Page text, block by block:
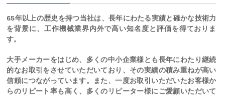
65年以上の歴史を持つ当社は、長年にわたる実績と確かな技術力
を背景に、工作機械業界内外で高い知名度と評価を得ておりま
す。
大手メーカーをはじめ、多くの中小企業様とも長年にわたり継続
的なお取引をさせていただいており、その実績の積み重ねが高い
信頼につながっています。また、一度お取引いただいたお客様か
らのリピート率も高く、多くのリピーター様にご愛顧いただいて